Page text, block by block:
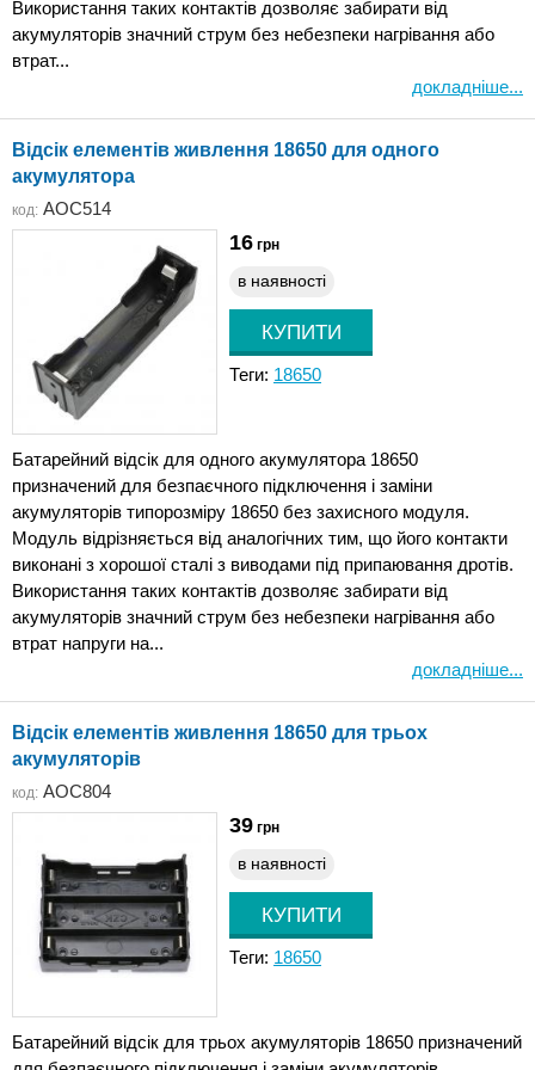
Використання таких контактів дозволяє забирати від
акумуляторів значний струм без небезпеки нагрівання або
втрат...
докладніше...
Відсік елементів живлення 18650 для одного
акумулятора
код: AOC514
16 грн
в наявності
Теги: 18650
Батарейний відсік для одного акумулятора 18650
призначений для безпаєчного підключення і заміни
акумуляторів типорозміру 18650 без захисного модуля.
Модуль відрізняється від аналогічних тим, що його контакти
виконані з хорошої сталі з виводами під припаювання дротів.
Використання таких контактів дозволяє забирати від
акумуляторів значний струм без небезпеки нагрівання або
втрат напруги на...
докладніше...
Відсік елементів живлення 18650 для трьох
акумуляторів
код: AOC804
39 грн
в наявності
Теги: 18650
Батарейний відсік для трьох акумуляторів 18650 призначений